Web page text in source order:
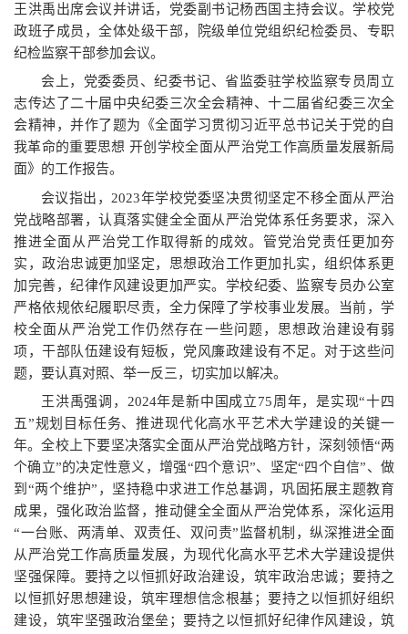
王洪禹出席会议并讲话，党委副书记杨西国主持会议。学校党
政班子成员，全体处级干部，院级单位党组织纪检委员、专职
纪检监察干部参加会议。
会上，党委委员、纪委书记、省监委驻学校监察专员周立
志传达了二十届中央纪委三次全会精神、十二届省纪委三次全
会精神，并作了题为《全面学习贯彻习近平总书记关于党的自
我革命的重要思想 开创学校全面从严治党工作高质量发展新局
面》的工作报告。
会议指出，2023年学校党委坚决贯彻坚定不移全面从严治
党战略部署，认真落实健全全面从严治党体系任务要求，深入
推进全面从严治党工作取得新的成效。管党治党责任更加夯
实，政治忠诚更加坚定，思想政治工作更加扎实，组织体系更
加完善，纪律作风建设更加严实。学校纪委、监察专员办公室
严格依规依纪履职尽责，全力保障了学校事业发展。当前，学
校全面从严治党工作仍然存在一些问题，思想政治建设有弱
项，干部队伍建设有短板，党风廉政建设有不足。对于这些问
题，要认真对照、举一反三，切实加以解决。
王洪禹强调，2024年是新中国成立75周年，是实现“十四
五”规划目标任务、推进现代化高水平艺术大学建设的关键一
年。全校上下要坚决落实全面从严治党战略方针，深刻领悟“两
个确立”的决定性意义，增强“四个意识”、坚定“四个自信”、做
到“两个维护”，坚持稳中求进工作总基调，巩固拓展主题教育
成果，强化政治监督，推动健全全面从严治党体系，深化运用
“一台账、两清单、双责任、双问责”监督机制，纵深推进全面
从严治党工作高质量发展，为现代化高水平艺术大学建设提供
坚强保障。要持之以恒抓好政治建设，筑牢政治忠诚；要持之
以恒抓好思想建设，筑牢理想信念根基；要持之以恒抓好组织
建设，筑牢坚强政治堡垒；要持之以恒抓好纪律作风建设，筑